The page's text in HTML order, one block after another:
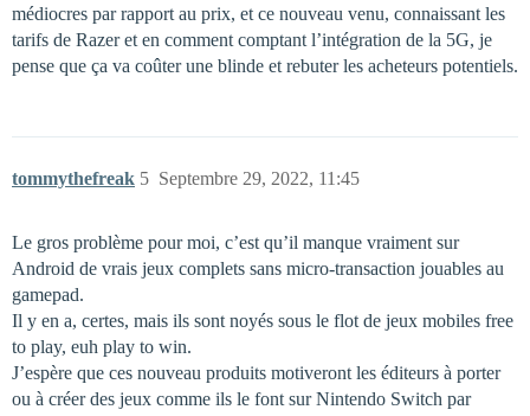
médiocres par rapport au prix, et ce nouveau venu, connaissant les
tarifs de Razer et en comment comptant l’intégration de la 5G, je
pense que ça va coûter une blinde et rebuter les acheteurs potentiels.
tommythefreak Septembre 29, 2022, 11:45
5
Le gros problème pour moi, c’est qu’il manque vraiment sur
Android de vrais jeux complets sans micro-transaction jouables au
gamepad.
Il y en a, certes, mais ils sont noyés sous le flot de jeux mobiles free
to play, euh play to win.
J’espère que ces nouveau produits motiveront les éditeurs à porter
ou à créer des jeux comme ils le font sur Nintendo Switch par